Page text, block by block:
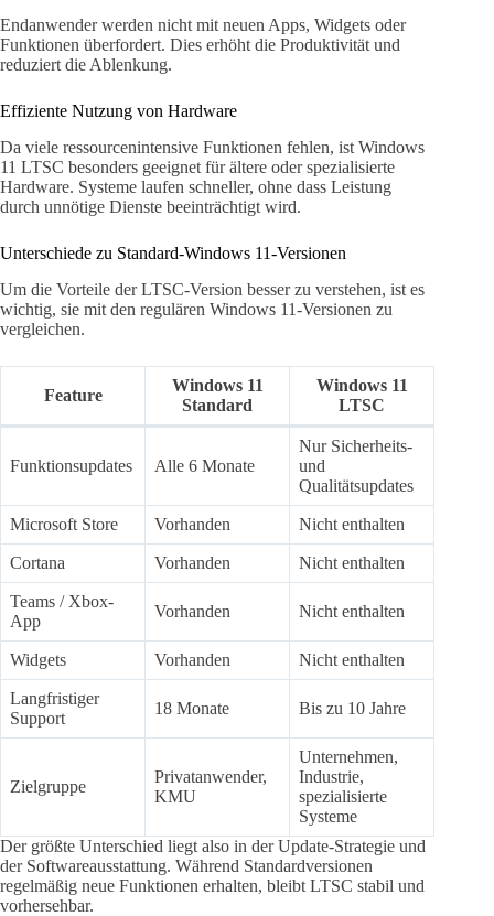
Endanwender werden nicht mit neuen Apps, Widgets oder
Funktionen überfordert. Dies erhöht die Produktivität und
reduziert die Ablenkung.
Effiziente Nutzung von Hardware
Da viele ressourcenintensive Funktionen fehlen, ist Windows
11 LTSC besonders geeignet für ältere oder spezialisierte
Hardware. Systeme laufen schneller, ohne dass Leistung
durch unnötige Dienste beeinträchtigt wird.
Unterschiede zu Standard-Windows 11-Versionen
Um die Vorteile der LTSC-Version besser zu verstehen, ist es
wichtig, sie mit den regulären Windows 11-Versionen zu
vergleichen.
Feature
Windows 11
Standard
Windows 11
LTSC
Funktionsupdates Alle 6 Monate
Nur Sicherheits-
und
Qualitätsupdates
Microsoft Store Vorhanden Nicht enthalten
Cortana Vorhanden Nicht enthalten
Teams / Xbox-
App
Vorhanden Nicht enthalten
Widgets Vorhanden Nicht enthalten
Langfristiger
Support
18 Monate Bis zu 10 Jahre
Zielgruppe
Privatanwender,
KMU
Unternehmen,
Industrie,
spezialisierte
Systeme
Der größte Unterschied liegt also in der Update-Strategie und
der Softwareausstattung. Während Standardversionen
regelmäßig neue Funktionen erhalten, bleibt LTSC stabil und
vorhersehbar.